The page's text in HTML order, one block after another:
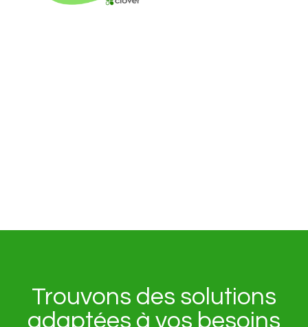
Trouvons des solutions
adaptées à vos besoins